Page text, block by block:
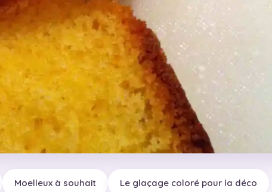
Moelleux à souhait Le glaçage coloré pour la déco